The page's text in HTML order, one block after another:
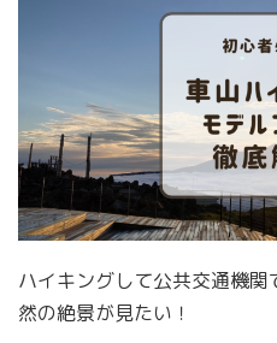
ハイキングして公共交通機
然の絶景が見たい！